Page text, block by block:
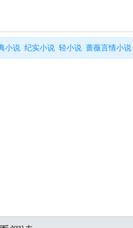
小说 纪实小说 轻小说 蔷薇言情小说